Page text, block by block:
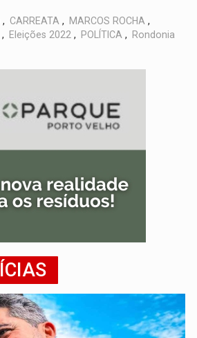
, CARREATA , MARCOS ROCHA ,
, Eleições 2022 , POLÍTICA ,
Rondonia